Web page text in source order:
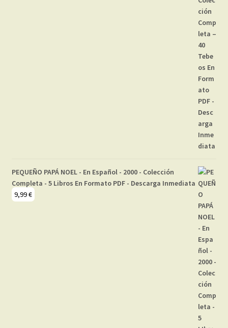
PEQUEÑO PAPÁ NOEL - En Español - 2000 - Colección
Completa - 5 Libros En Formato PDF - Descarga Inmediata
9,99€